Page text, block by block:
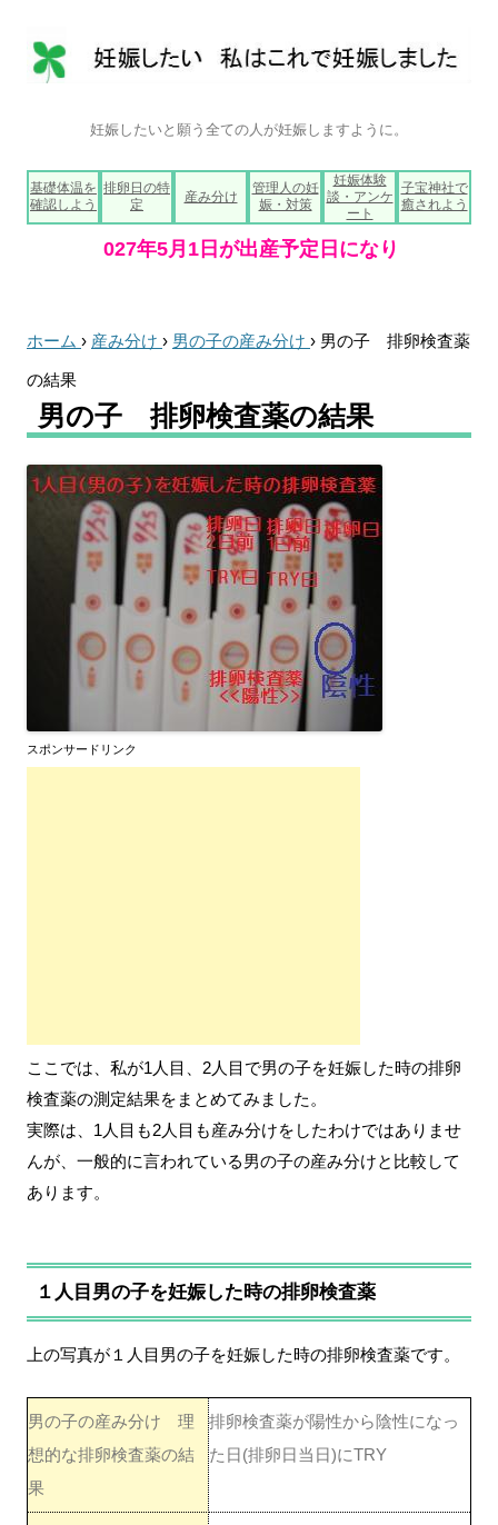
妊娠したいと願う全ての人が妊娠しますように。
コ
ン
テ
ン
ツ
へ
基礎体温を
確認しよう
排卵日の特
定
産み分け
管理人の妊
娠・対策
妊娠体験
談・アンケ
ート
子宝神社で
癒されよう
ホーム › 産み分け › 男の子の産み分け › 男の子 排卵検査薬
の結果
男の子 排卵検査薬の結果
スポンサードリンク
ここでは、私が1人目、2人目で男の子を妊娠した時の排卵
検査薬の測定結果をまとめてみました。
実際は、1人目も2人目も産み分けをしたわけではありませ
んが、一般的に言われている男の子の産み分けと比較して
あります。
１人目男の子を妊娠した時の排卵検査薬
上の写真が１人目男の子を妊娠した時の排卵検査薬です。
男の子の産み分け 理
想的な排卵検査薬の結
果
排卵検査薬が陽性から陰性になっ
た日(排卵日当日)にTRY